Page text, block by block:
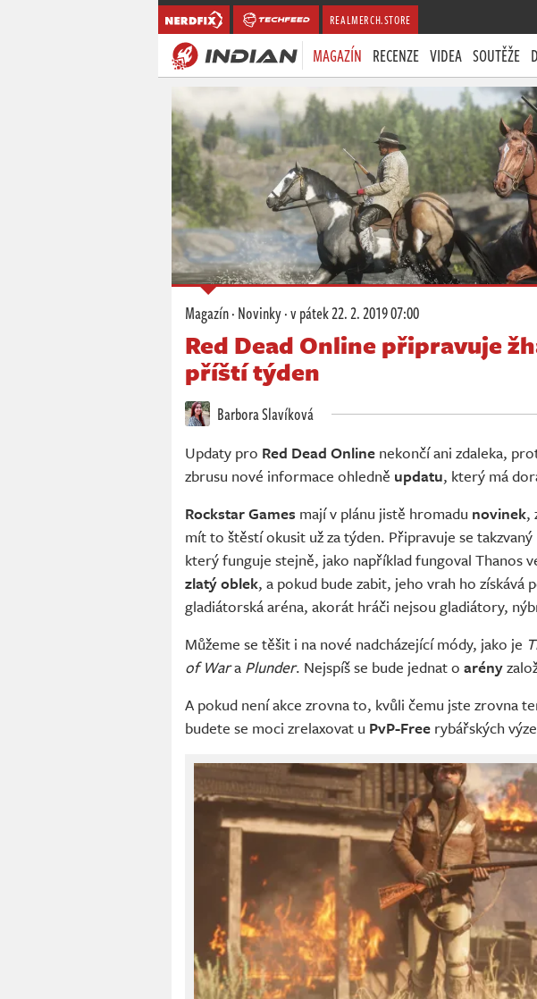
REALMERCH.STORE
MAGAZÍN RECENZE VIDEA SOUTĚŽE
Magazín·Novinky·v pátek22. 2. 2019 07:00
Red Dead Online připravuje
příští týden
Barbora Slavíková
Updaty pro Red Dead Online nekončí ani zdaleka,
zbrusu nové informace ohledně updatu, který má
Rockstar Games mají v plánu jistě hromadu novinek,
mít to štěstí okusit už za týden. Připravuje se takzvaný
který funguje stejně, jako například fungoval Thanos
zlatý oblek, a pokud bude zabit, jeho vrah ho získává
gladiátorská aréna, akorát hráči nejsou gladiátory,
Můžeme se těšit i na nové nadcházející módy, jako je
of Wara Plunder. Nejspíš se bude jednat o arény
A pokud není akce zrovna to, kvůli čemu jste zrovna
budete se moci zrelaxovat u PvP-Free rybářských